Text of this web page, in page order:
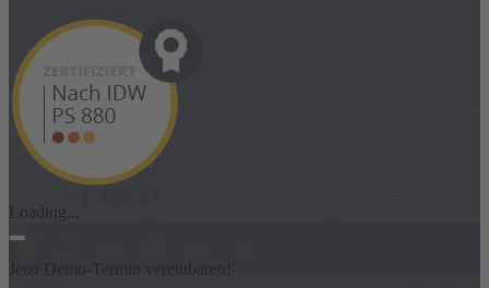
Loading...
Jetzt Demo-Termin vereinbaren!